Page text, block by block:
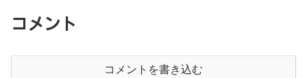
コメント
コメントを書き込む